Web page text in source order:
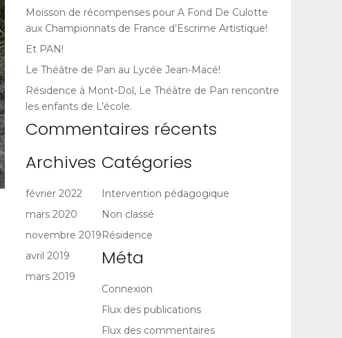
Moisson de récompenses pour A Fond De Culotte
aux Championnats de France d’Escrime Artistique!
Et PAN!
Le Théâtre de Pan au Lycée Jean-Macé!
Résidence à Mont-Dol, Le Théâtre de Pan rencontre
les enfants de L’école.
Commentaires récents
Archives
février 2022
mars 2020
novembre 2019
avril 2019
mars 2019
Catégories
Intervention pédagogique
Non classé
Résidence
Méta
Connexion
Flux des publications
Flux des commentaires